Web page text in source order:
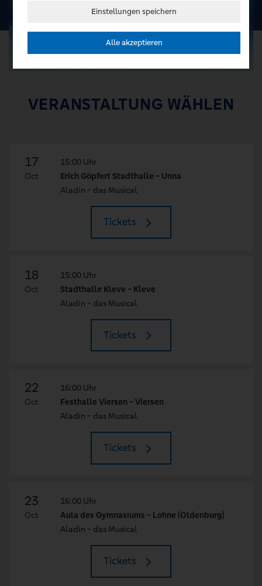
VERANSTALTUNG WÄHLEN
17
Oct
15:00 Uhr
Erich Göpfert Stadthalle - Unna
Aladin - das Musical
Tickets
18
Oct
15:00 Uhr
Stadthalle Kleve - Kleve
Aladin - das Musical
Tickets
22
Oct
16:00 Uhr
Festhalle Viersen - Viersen
Aladin - das Musical
Tickets
23
Oct
16:00 Uhr
Aula des Gymnasiums - Lohne (Oldenburg)
Aladin - das Musical
Tickets
Einstellungen speichern
Alle akzeptieren